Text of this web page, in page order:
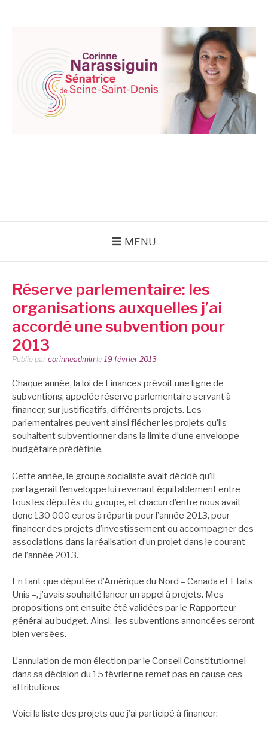
MENU
Réserve parlementaire: les
organisations auxquelles j’ai
accordé une subvention pour
2013
Publié par corinneadmin le 19 février 2013
Chaque année, la loi de Finances prévoit une ligne de
subventions, appelée réserve parlementaire servant à
financer, sur justificatifs, différents projets. Les
parlementaires peuvent ainsi flécher les projets qu’ils
souhaitent subventionner dans la limite d’une enveloppe
budgétaire prédéfinie.
Cette année, le groupe socialiste avait décidé qu’il
partagerait l’enveloppe lui revenant équitablement entre
tous les députés du groupe, et chacun d’entre nous avait
donc 130 000 euros à répartir pour l’année 2013, pour
financer des projets d’investissement ou accompagner des
associations dans la réalisation d’un projet dans le courant
de l’année 2013.
En tant que députée d’Amérique du Nord – Canada et Etats
Unis –, j’avais souhaité lancer un appel à projets. Mes
propositions ont ensuite été validées par le Rapporteur
général au budget. Ainsi, les subventions annoncées seront
bien versées.
L’annulation de mon élection par le Conseil Constitutionnel
dans sa décision du 15 février ne remet pas en cause ces
attributions.
Voici la liste des projets que j’ai participé à financer: